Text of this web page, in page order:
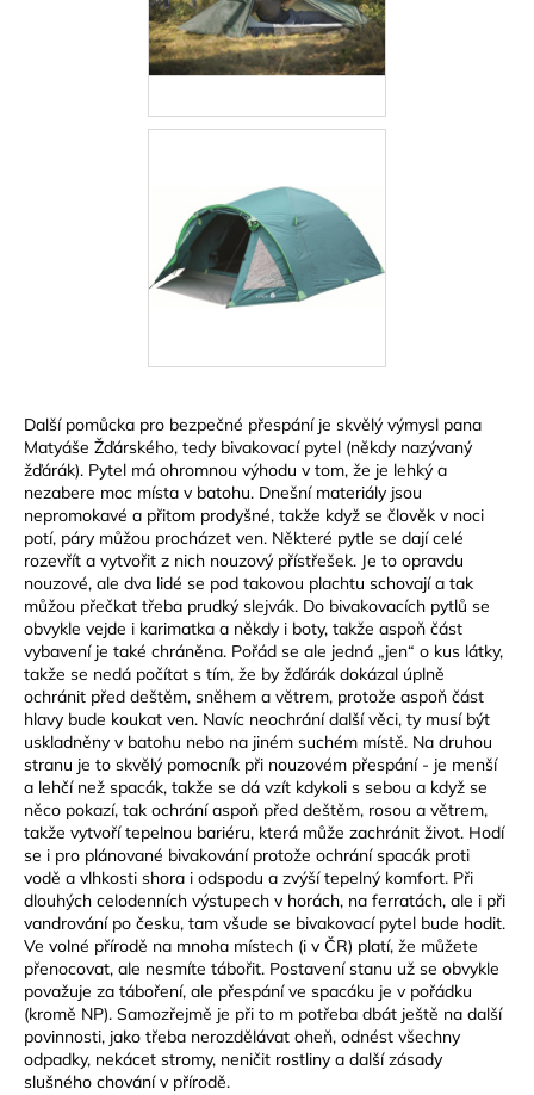
Další pomůcka pro bezpečné přespání je skvělý výmysl pana
Matyáše Žďárského, tedy bivakovací pytel (někdy nazývaný
žďárák). Pytel má ohromnou výhodu v tom, že je lehký a
nezabere moc místa v batohu. Dnešní materiály jsou
nepromokavé a přitom prodyšné, takže když se člověk v noci
potí, páry můžou procházet ven. Některé pytle se dají celé
rozevřít a vytvořit z nich nouzový přístřešek. Je to opravdu
nouzové, ale dva lidé se pod takovou plachtu schovají a tak
můžou přečkat třeba prudký slejvák. Do bivakovacích pytlů se
obvykle vejde i karimatka a někdy i boty, takže aspoň část
vybavení je také chráněna. Pořád se ale jedná „jen“ o kus látky,
takže se nedá počítat s tím, že by žďárák dokázal úplně
ochránit před deštěm, sněhem a větrem, protože aspoň část
hlavy bude koukat ven. Navíc neochrání další věci, ty musí být
uskladněny v batohu nebo na jiném suchém místě. Na druhou
stranu je to skvělý pomocník při nouzovém přespání - je menší
a lehčí než spacák, takže se dá vzít kdykoli s sebou a když se
něco pokazí, tak ochrání aspoň před deštěm, rosou a větrem,
takže vytvoří tepelnou bariéru, která může zachránit život. Hodí
se i pro plánované bivakování protože ochrání spacák proti
vodě a vlhkosti shora i odspodu a zvýší tepelný komfort. Při
dlouhých celodenních výstupech v horách, na ferratách, ale i při
vandrování po česku, tam všude se bivakovací pytel bude hodit.
Ve volné přírodě na mnoha místech (i v ČR) platí, že můžete
přenocovat, ale nesmíte tábořit. Postavení stanu už se obvykle
považuje za táboření, ale přespání ve spacáku je v pořádku
(kromě NP). Samozřejmě je při to m potřeba dbát ještě na další
povinnosti, jako třeba nerozdělávat oheň, odnést všechny
odpadky, nekácet stromy, neničit rostliny a další zásady
slušného chování v přírodě.
Kč